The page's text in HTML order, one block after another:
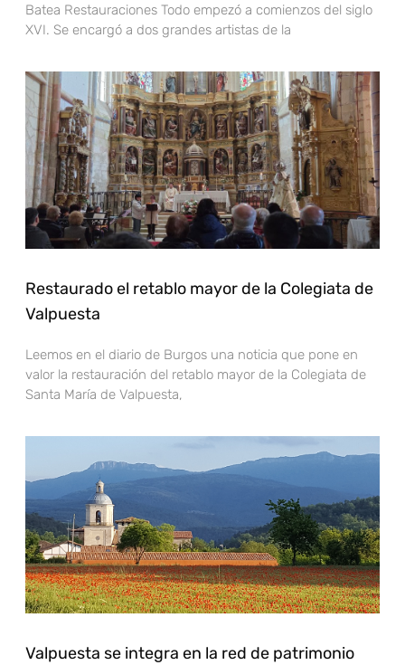
Batea Restauraciones Todo empezó a comienzos del siglo
XVI. Se encargó a dos grandes artistas de la
Restaurado el retablo mayor de la Colegiata de
Valpuesta
Leemos en el diario de Burgos una noticia que pone en
valor la restauración del retablo mayor de la Colegiata de
Santa María de Valpuesta,
Valpuesta se integra en la red de patrimonio